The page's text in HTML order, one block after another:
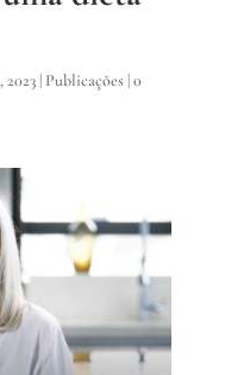
2023| Publicações |0